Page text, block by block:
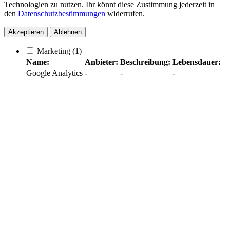
Technologien zu nutzen. Ihr könnt diese Zustimmung jederzeit in
den Datenschutzbestimmungen widerrufen.
Akzeptieren Ablehnen
Marketing (1)
Name:
Anbieter: Beschreibung: Lebensdauer:
Google Analytics - - -